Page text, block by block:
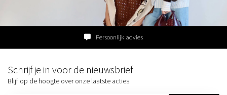
Persoonlijk advies
Schrijf je in voor de nieuwsbrief
Blijf op de hoogte over onze laatste acties